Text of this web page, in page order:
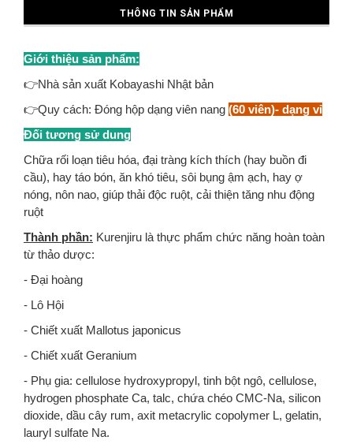
THÔNG TIN SẢN PHẨM
Giới thiệu sản phẩm:
👉Nhà sản xuất Kobayashi Nhật bản
👉Quy cách: Đóng hộp dạng viên nang (60 viên)- dạng vỉ
Đối tương sử dung
Chữa rối loạn tiêu hóa, đại tràng kích thích (hay buồn đi
cầu), hay táo bón, ăn khó tiêu, sôi bụng ậm ạch, hay ợ
nóng, nôn nao, giúp thải độc ruột, cải thiện tăng nhu động
ruột
Thành phần: Kurenjiru là thực phẩm chức năng hoàn toàn
từ thảo dược:
- Đại hoàng
- Lô Hội
- Chiết xuất Mallotus japonicus
- Chiết xuất Geranium
- Phụ gia: cellulose hydroxypropyl, tinh bột ngô, cellulose,
hydrogen phosphate Ca, talc, chứa chéo CMC-Na, silicon
dioxide, dầu cây rum, axit metacrylic copolymer L, gelatin,
lauryl sulfate Na.